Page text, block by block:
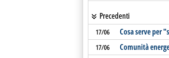
Precedenti
17/06 Cosa serve per
17/06 Comunità